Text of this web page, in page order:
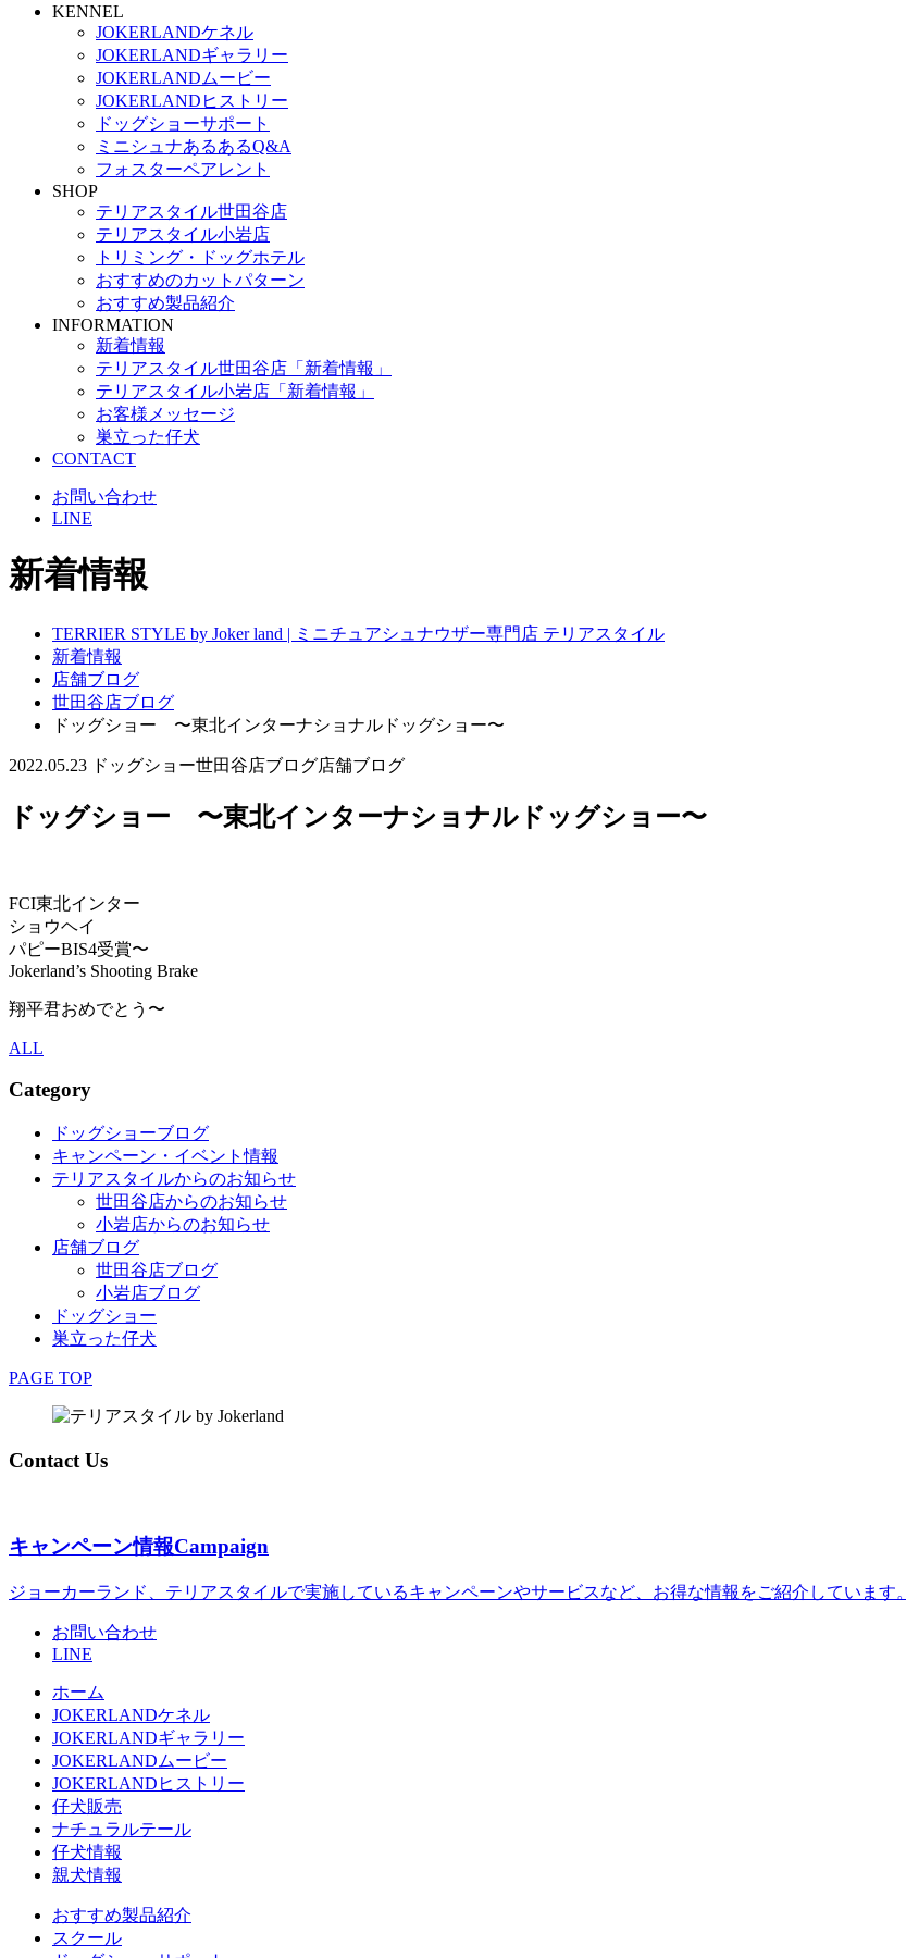
KENNEL
JOKERLANDケネル
JOKERLANDギャラリー
JOKERLANDムービー
JOKERLANDヒストリー
ドッグショーサポート
ミニシュナあるあるQ&A
フォスターペアレント
SHOP
テリアスタイル世田谷店
テリアスタイル小岩店
トリミング・ドッグホテル
おすすめのカットパターン
おすすめ製品紹介
INFORMATION
新着情報
テリアスタイル世田谷店「新着情報」
テリアスタイル小岩店「新着情報」
お客様メッセージ
巣立った仔犬
CONTACT
お問い合わせ
LINE
新着情報
TERRIER STYLE by Joker land | ミニチュアシュナウザー専門店 テリアスタイル
新着情報
店舗ブログ
世田谷店ブログ
ドッグショー 〜東北インターナショナルドッグショー〜
2022.05.23 ドッグショー世田谷店ブログ店舗ブログ
ドッグショー 〜東北インターナショナルドッグショー〜
FCI東北インター
ショウヘイ
パピーBIS4受賞〜
Jokerland’s Shooting Brake
翔平君おめでとう〜
ALL
Category
ドッグショーブログ
キャンペーン・イベント情報
テリアスタイルからのお知らせ
世田谷店からのお知らせ
小岩店からのお知らせ
店舗ブログ
世田谷店ブログ
小岩店ブログ
ドッグショー
巣立った仔犬
PAGE TOP
Contact Us
キャンペーン情報Campaign
ジョーカーランド、テリアスタイルで実施しているキャンペーンやサービスなど、お得な情報をご紹介しています。
お問い合わせ
LINE
ホーム
JOKERLANDケネル
JOKERLANDギャラリー
JOKERLANDムービー
JOKERLANDヒストリー
仔犬販売
ナチュラルテール
仔犬情報
親犬情報
おすすめ製品紹介
スクール